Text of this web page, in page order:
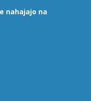
nahajajo na